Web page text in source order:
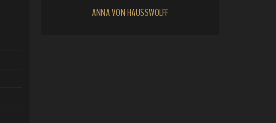
ANNA VON HAUSSWOLFF